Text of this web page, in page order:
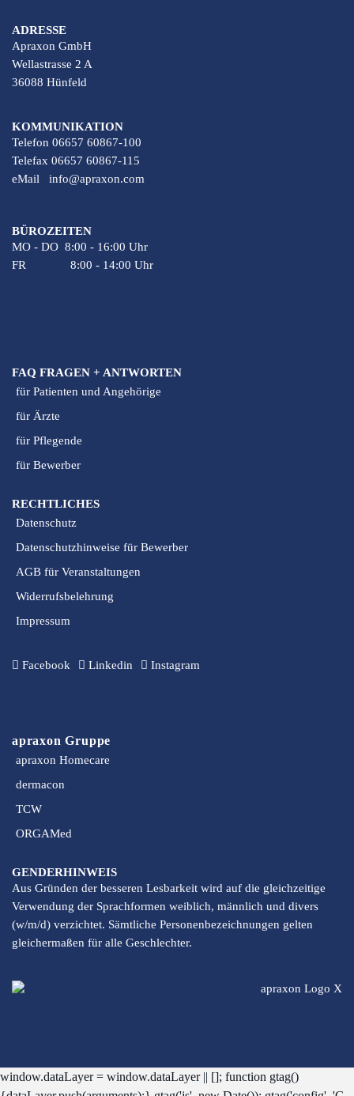
ADRESSE
Apraxon GmbH
Wellastrasse 2 A
36088 Hünfeld
KOMMUNIKATION
Telefon 06657 60867-100
Telefax 06657 60867-115
eMail info@apraxon.com
BÜROZEITEN
MO - DO 8:00 - 16:00 Uhr
FR 8:00 - 14:00 Uhr
FAQ FRAGEN + ANTWORTEN
für Patienten und Angehörige
für Ärzte
für Pflegende
für Bewerber
RECHTLICHES
Datenschutz
Datenschutzhinweise für Bewerber
AGB für Veranstaltungen
Widerrufsbelehrung
Impressum
Facebook Linkedin Instagram
apraxon Gruppe
apraxon Homecare
dermacon
TCW
ORGAMed
GENDERHINWEIS
Aus Gründen der besseren Lesbarkeit wird auf die gleichzeitige
Verwendung der Sprachformen weiblich, männlich und divers
(w/m/d) verzichtet. Sämtliche Personenbezeichnungen gelten
gleichermaßen für alle Geschlechter.
window.dataLayer = window.dataLayer || []; function gtag()